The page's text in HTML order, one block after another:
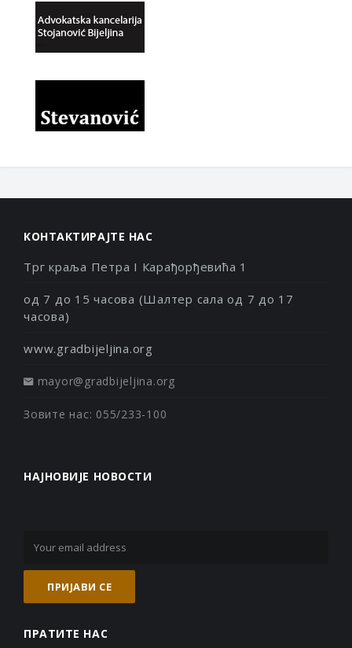
КОНТАКТИРАЈТЕ НАС
Трг краља Петра I Карађорђевића 1
од 7 до 15 часова (Шалтер сала од 7 до 17
часова)
www.gradbijeljina.org
mayor@gradbijeljina.org
Зовите нас: 055/233-100
НАЈНОВИЈЕ НОВОСТИ
ПРАТИТЕ НАС